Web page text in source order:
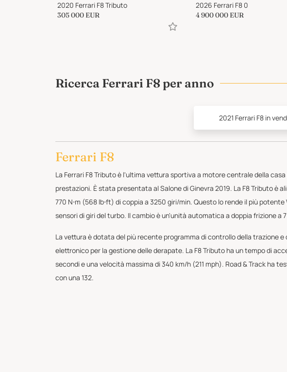
2020 Ferrari F8 Tributo
305 000 EUR
2026 Ferrari F8 0
4 900 000 EUR
Ricerca Ferrari F8 per anno
2021 Ferrari F8 in
Ferrari F8
La Ferrari F8 Tributo è l'ultima vettura sportiva a motore centrale della
prestazioni. È stata presentata al Salone di Ginevra 2019. La F8 Tributo è
770 N⋅m (568 lb⋅ft) di coppia a 3250 giri/min. Questo lo rende il più
sensori di giri del turbo. Il cambio è un'unità automatica a doppia frizione a
La vettura è dotata del più recente programma di controllo della trazione
elettronico per la gestione delle derapate. La F8 Tributo ha un tempo di
secondi e una velocità massima di 340 km/h (211 mph). Road & Track ha
con una 132.